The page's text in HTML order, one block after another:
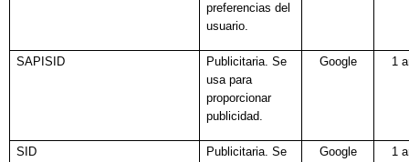
preferencias del
usuario.
SAPISID
Publicitaria. Se
usa para
proporcionar
publicidad.
Google 1
SID
Publicitaria. Se
Google 1